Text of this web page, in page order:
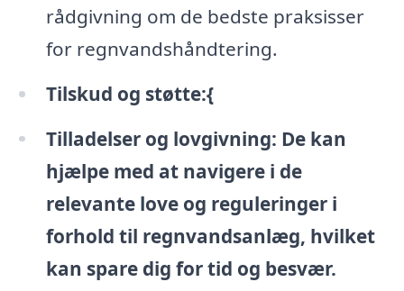
rådgivning om de bedste praksisser
for regnvandshåndtering.
Tilskud og støtte:{
Tilladelser og lovgivning: De kan
hjælpe med at navigere i de
relevante love og reguleringer i
forhold til regnvandsanlæg, hvilket
kan spare dig for tid og besvær.